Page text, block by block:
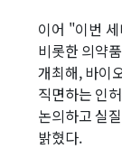
이어 "이번
비롯한 의약
개최해, 바이
직면하는 인
논의하고 실
밝혔다.